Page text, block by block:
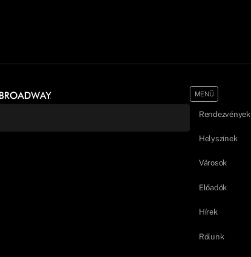
MENÜ
Rendezvények
Helyszínek
Városok
Előadók
Hírek
Rólunk